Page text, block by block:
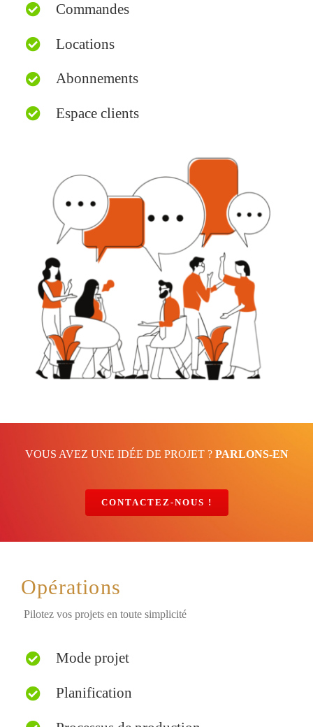
Commandes
Locations
Abonnements
Espace clients
VOUS AVEZ UNE IDÉE DE PROJET ? PARLONS-EN
CONTACTEZ-NOUS !
Opérations
Pilotez vos projets en toute simplicité
Mode projet
Planification